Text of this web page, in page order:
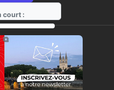
court :
https://radio-g.fr?14456
⧉